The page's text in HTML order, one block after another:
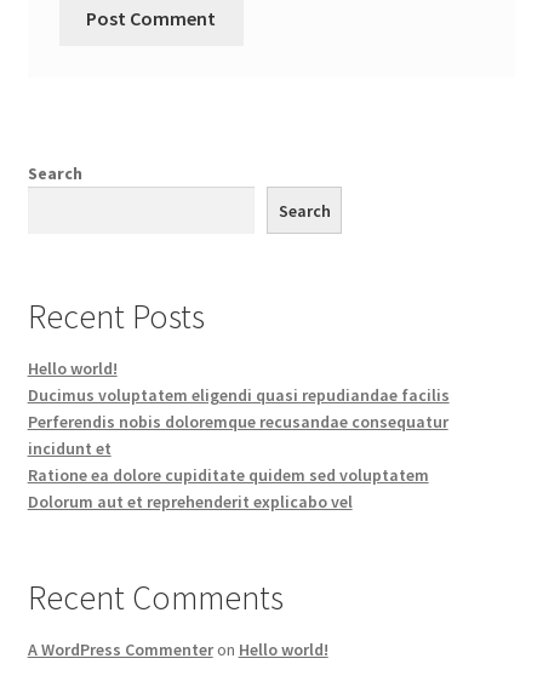
Search
Search
Recent Posts
Hello world!
Ducimus voluptatem eligendi quasi repudiandae facilis
Perferendis nobis doloremque recusandae consequatur
incidunt et
Ratione ea dolore cupiditate quidem sed voluptatem
Dolorum aut et reprehenderit explicabo vel
Recent Comments
A WordPress Commenteron Hello world!